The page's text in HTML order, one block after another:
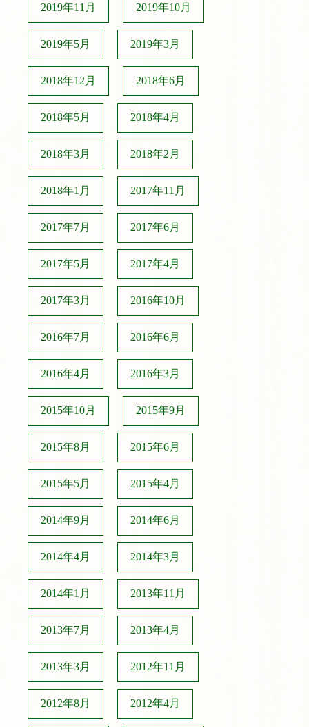
2019年11月 2019年10月
2019年5月 2019年3月
2018年12月 2018年6月
2018年5月 2018年4月
2018年3月 2018年2月
2018年1月 2017年11月
2017年7月 2017年6月
2017年5月 2017年4月
2017年3月 2016年10月
2016年7月 2016年6月
2016年4月 2016年3月
2015年10月 2015年9月
2015年8月 2015年6月
2015年5月 2015年4月
2014年9月 2014年6月
2014年4月 2014年3月
2014年1月 2013年11月
2013年7月 2013年4月
2013年3月 2012年11月
2012年8月 2012年4月